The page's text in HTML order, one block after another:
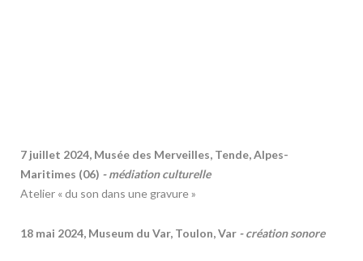
7 juillet 2024, Musée des Merveilles, Tende, Alpes-
Maritimes (06) - médiation culturelle
Atelier « du son dans une gravure »
18 mai 2024, Museum du Var, Toulon, Var - création sonore